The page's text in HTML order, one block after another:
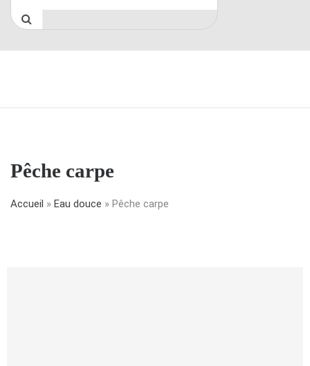
Pêche carpe
Accueil » Eau douce » Pêche carpe